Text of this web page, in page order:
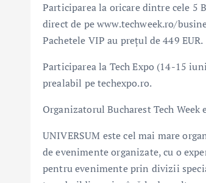
Participarea la oricare dintre cele 5
direct de pe www.techweek.ro/
Pachetele VIP au prețul de 449 EUR.
Participarea la Tech Expo (14-15
prealabil pe techexpo.ro.
Organizatorul Bucharest Tech Week
UNIVERSUM este cel mai mare
de evenimente organizate, cu o
pentru evenimente prin divizii